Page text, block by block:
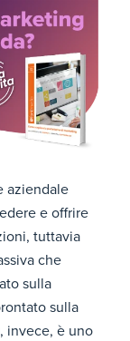
aziendale
e offrire
tuttavia
che
sulla
sulla
, invece, è uno